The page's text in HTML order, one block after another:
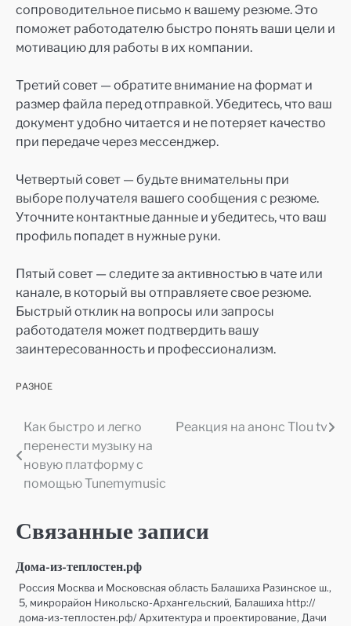
сопроводительное письмо к вашему резюме. Это
поможет работодателю быстро понять ваши цели и
мотивацию для работы в их компании.
Третий совет — обратите внимание на формат и
размер файла перед отправкой. Убедитесь, что ваш
документ удобно читается и не потеряет качество
при передаче через мессенджер.
Четвертый совет — будьте внимательны при
выборе получателя вашего сообщения с резюме.
Уточните контактные данные и убедитесь, что ваш
профиль попадет в нужные руки.
Пятый совет — следите за активностью в чате или
канале, в который вы отправляете свое резюме.
Быстрый отклик на вопросы или запросы
работодателя может подтвердить вашу
заинтересованность и профессионализм.
РАЗНОЕ
Навигация
по
записям
Как быстро и легко
перенести музыку на
новую платформу с
помощью Tunemymusic
Реакция на анонс Tlou tv
Связанные записи
Дома-из-теплостен.рф
Россия Москва и Московская область Балашиха Разинское ш.,
5, микрорайон Никольско-Архангельский, Балашиха http://
дома-из-теплостен.рф/ Архитектура и проектирование, Дачи